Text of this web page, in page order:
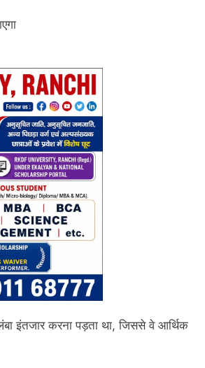
इंतजार करना पड़ता था, जिससे वे आर्थिक